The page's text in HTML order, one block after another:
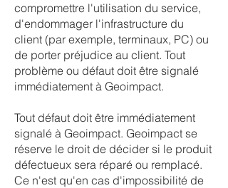
compromettre l'utilisation du service,
d'endommager l'infrastructure du
client (par exemple, terminaux, PC) ou
de porter préjudice au client. Tout
problème ou défaut doit être signalé
immédiatement à Geoimpact.
Tout défaut doit être immédiatement
signalé à Geoimpact. Geoimpact se
réserve le droit de décider si le produit
défectueux sera réparé ou remplacé.
Ce n'est qu'en cas d'impossibilité de